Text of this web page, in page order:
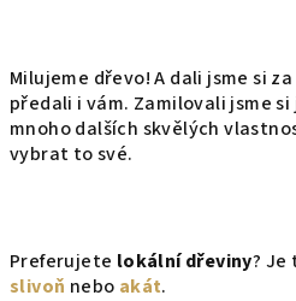
Milujeme dřevo! A dali jsme si
předali i vám. Zamilovali jsme
mnoho dalších skvělých
vybrat to své.
Preferujete lokální dřeviny? Je
slivoň nebo akát.